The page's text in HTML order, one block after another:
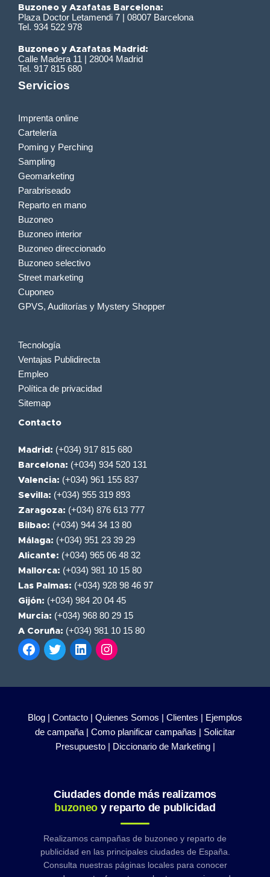
Buzoneo y Azafatas Barcelona:
Plaza Doctor Letamendi 7 | 08007 Barcelona
Tel. 934 522 978
Buzoneo y Azafatas Madrid:
Calle Madera 11 | 28004 Madrid
Tel. 917 815 680
Servicios
Imprenta online
Cartelería
Poming y Perching
Sampling
Geomarketing
Parabriseado
Reparto en mano
Buzoneo
Buzoneo interior
Buzoneo direccionado
Buzoneo selectivo
Street marketing
Cuponeo
GPVS, Auditorías y Mystery Shopper
Tecnología
Ventajas Publidirecta
Empleo
Política de privacidad
Sitemap
Contacto
Madrid: (+034) 917 815 680
Barcelona: (+034) 934 520 131
Valencia: (+034) 961 155 837
Sevilla: (+034) 955 319 893
Zaragoza: (+034) 876 613 777
Bilbao: (+034) 944 34 13 80
Málaga: (+034) 951 23 39 29
Alicante: (+034) 965 06 48 32
Mallorca: (+034) 981 10 15 80
Las Palmas: (+034) 928 98 46 97
Gijón: (+034) 984 20 04 45
Murcia: (+034) 968 80 29 15
A Coruña: (+034) 981 10 15 80
Blog | Contacto | Quienes Somos | Clientes | Ejemplos
de campaña | Como planificar campañas | Solicitar
Presupuesto | Diccionario de Marketing |
Ciudades donde más realizamos
buzoneo y reparto de publicidad
Realizamos campañas de buzoneo y reparto de
publicidad en las principales ciudades de España.
Consulta nuestras páginas locales para conocer